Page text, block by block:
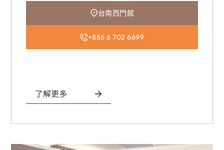
選料理、甜點與飲品，無論早晨能量補給或午後輕鬆
時光，都能盡情享受美味。
台南西門館
+886 6 702 6699
了解更多